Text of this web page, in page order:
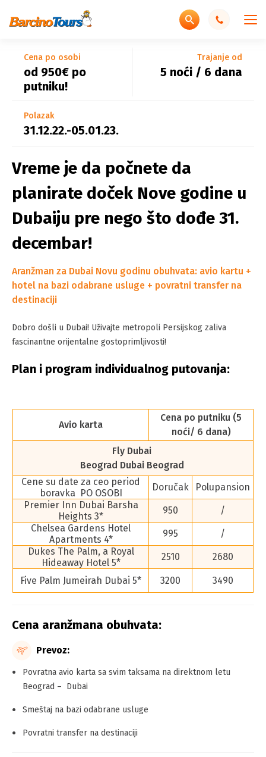
ponuda!
ponuda!
First minute
Cena po osobi
od 950€ po
putniku!
Trajanje od
5 noći / 6 dana
Polazak
31.12.22.-05.01.23.
Vreme je da počnete da
planirate doček Nove godine u
Dubaiju pre nego što dođe 31.
decembar!
Aranžman za Dubai Novu godinu obuhvata: avio kartu +
hotel na bazi odabrane usluge + povratni transfer na
destinaciji
Dobro došli u Dubai! Uživajte metropoli Persijskog zaliva
fascinantne orijentalne gostoprimljivosti!
Plan i program individualnog putovanja:
Avio karta
Cena po putniku (5
noći/ 6 dana)
Fly Dubai
Beograd Dubai Beograd
Cene su date za ceo period
boravka PO OSOBI
Doručak
Polupansion
Premier Inn Dubai Barsha
Heights 3*
950
/
Chelsea Gardens Hotel
Apartments 4*
995
/
Dukes The Palm, a Royal
Hideaway Hotel 5*
2510 2680
Five Palm Jumeirah Dubai 5* 3200 3490
Cena aranžmana obuhvata:
Prevoz:
Povratna avio karta sa svim taksama na direktnom letu
Beograd – Dubai
Smeštaj na bazi odabrane usluge
Povratni transfer na destinaciji